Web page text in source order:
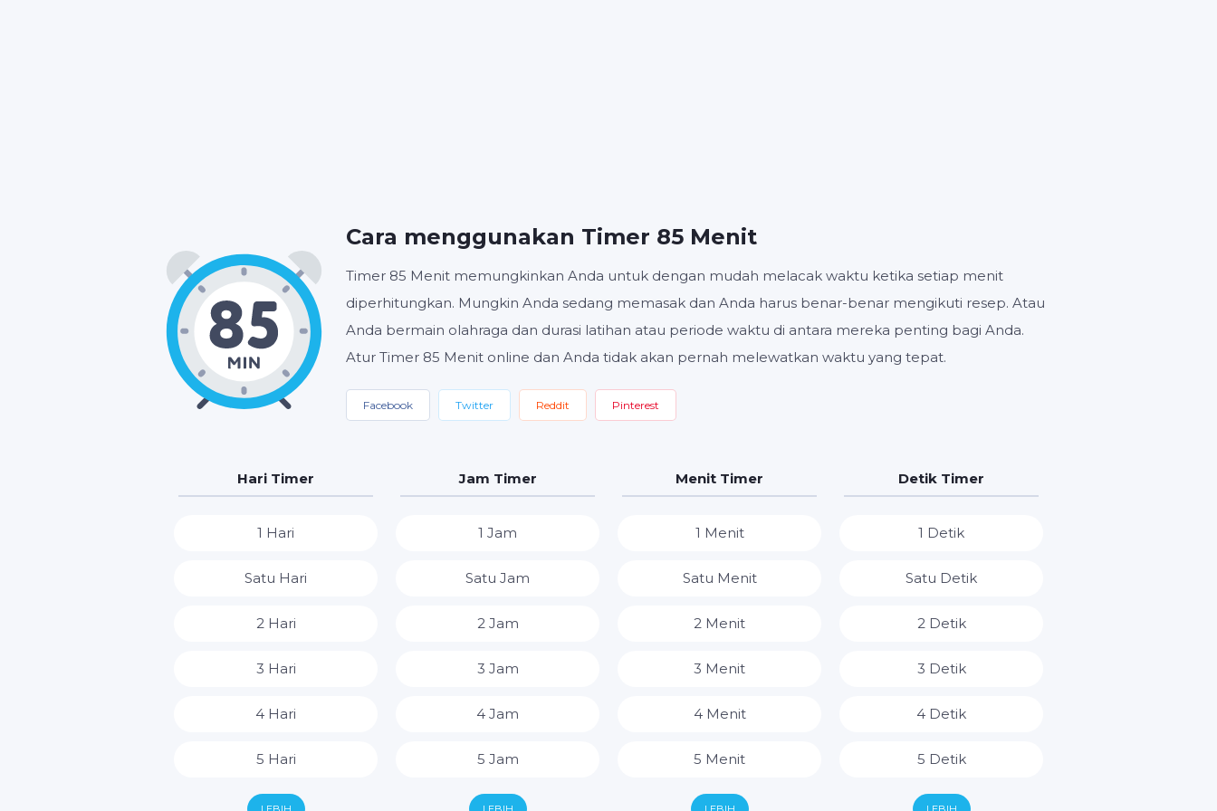
Cara menggunakan Timer 85 Menit
Timer 85 Menit memungkinkan Anda untuk dengan mudah melacak waktu ketika setiap menit
diperhitungkan. Mungkin Anda sedang memasak dan Anda harus benar-benar mengikuti resep. Atau
Anda bermain olahraga dan durasi latihan atau periode waktu di antara mereka penting bagi Anda.
Atur Timer 85 Menit online dan Anda tidak akan pernah melewatkan waktu yang tepat.
Facebook Twitter Reddit Pinterest
Hari Timer
1 Hari
Satu Hari
2 Hari
3 Hari
4 Hari
5 Hari
6 Hari
Jam Timer
1 Jam
Satu Jam
2 Jam
3 Jam
4 Jam
5 Jam
6 Jam
Menit Timer
1 Menit
Satu Menit
2 Menit
3 Menit
4 Menit
5 Menit
6 Menit
Detik Timer
1 Detik
Satu Detik
2 Detik
3 Detik
4 Detik
5 Detik
6 Detik